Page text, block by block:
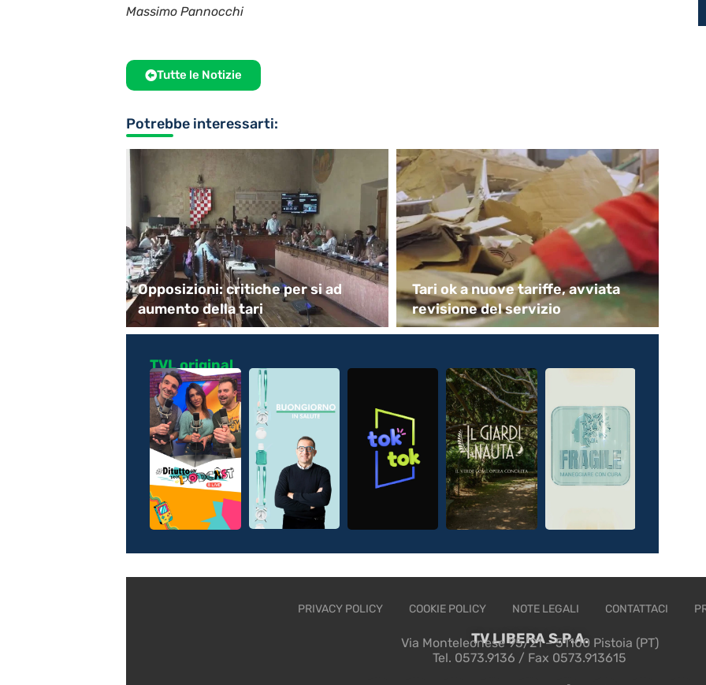
Massimo Pannocchi
Tutte le Notizie
Potrebbe interessarti:
Opposizioni: critiche per si ad
aumento della tari
Tari ok a nuove tariffe, avviata
revisione del servizio
TVL original
PRIVACY POLICY COOKIE POLICY NOTE LEGALI CONTATTACI
TV LIBERA S.P.A.
Via Monteleonese 95/21 – 51100 Pistoia (PT)
Tel. 0573.9136 / Fax 0573.913615